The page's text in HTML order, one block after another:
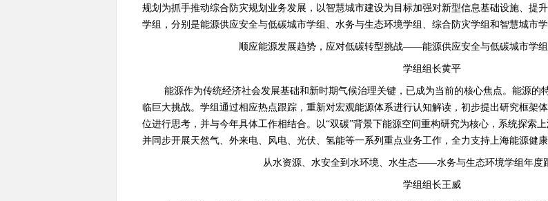
规划为抓手推动综合防灾规划业务发展，以智慧城市建设为目标加强对新型信息基础设施、提
学组，分别是能源供应安全与低碳城市学组、水务与生态环境学组、综合防灾学组和智慧城市学
顺应能源发展趋势，应对低碳转型挑战——能源供应安全与低碳城市学
学组组长黄平
能源作为传统经济社会发展基础和新时期气候治理关键，已成为当前的核心焦点。能源的
临巨大挑战。学组通过相应热点跟踪，重新对宏观能源体系进行认知解读，初步提出研究框架
位进行思考，并与今年具体工作相结合。以“双碳”背景下能源空间重构研究为核心，系统探索
并同步开展天然气、外来电、风电、光伏、氢能等一系列重点业务工作，全力支持上海能源健康
从水资源、水安全到水环境、水生态——水务与生态环境学组年度
学组组长王威